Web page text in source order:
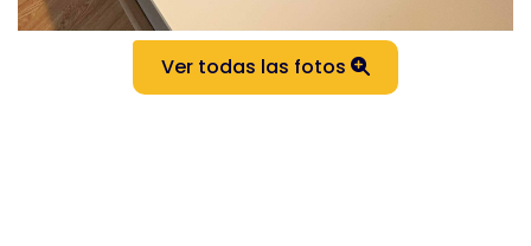
Ver todas las fotos